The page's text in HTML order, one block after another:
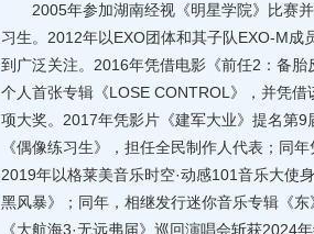
2005年参加湖南经视《明星学院》比赛并
习生。2012年以EXO团体和其子队EXO-M
到广泛关注。2016年凭借电影《前任2：备
个人首张专辑《LOSE CONTROL》，并凭
项大奖。2017年凭影片《建军大业》提名第
《偶像练习生》，担任全民制作人代表；同
2019年以格莱美音乐时空·动感101音乐大使
黑风暴》；同年，相继发行迷你音乐专辑《
《大航海3·无远弗届》巡回演唱会斩获2024